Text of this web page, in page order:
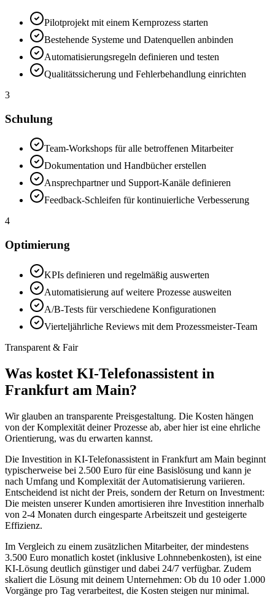
Pilotprojekt mit einem Kernprozess starten
Bestehende Systeme und Datenquellen anbinden
Automatisierungsregeln definieren und testen
Qualitätssicherung und Fehlerbehandlung einrichten
3
Schulung
Team-Workshops für alle betroffenen Mitarbeiter
Dokumentation und Handbücher erstellen
Ansprechpartner und Support-Kanäle definieren
Feedback-Schleifen für kontinuierliche Verbesserung
4
Optimierung
KPIs definieren und regelmäßig auswerten
Automatisierung auf weitere Prozesse ausweiten
A/B-Tests für verschiedene Konfigurationen
Vierteljährliche Reviews mit dem Prozessmeister-Team
Transparent & Fair
Was kostet KI-Telefonassistent in
Frankfurt am Main?
Wir glauben an transparente Preisgestaltung. Die Kosten hängen
von der Komplexität deiner Prozesse ab, aber hier ist eine ehrliche
Orientierung, was du erwarten kannst.
Die Investition in KI-Telefonassistent in Frankfurt am Main beginnt
typischerweise bei 2.500 Euro für eine Basislösung und kann je
nach Umfang und Komplexität der Automatisierung variieren.
Entscheidend ist nicht der Preis, sondern der Return on Investment:
Die meisten unserer Kunden amortisieren ihre Investition innerhalb
von 2-4 Monaten durch eingesparte Arbeitszeit und gesteigerte
Effizienz.
Im Vergleich zu einem zusätzlichen Mitarbeiter, der mindestens
3.500 Euro monatlich kostet (inklusive Lohnnebenkosten), ist eine
KI-Lösung deutlich günstiger und dabei 24/7 verfügbar. Zudem
skaliert die Lösung mit deinem Unternehmen: Ob du 10 oder 1.000
Vorgänge pro Tag verarbeitest, die Kosten steigen nur minimal.